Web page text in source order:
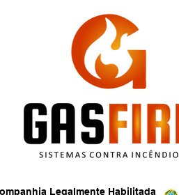
Legalmente Habilitada